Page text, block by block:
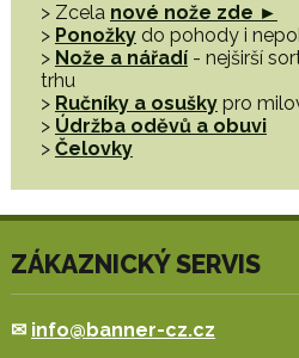
> Zcela nové nože zde ►
> Ponožkydo pohody i
> Nože a nářadí- nejširší
trhu
> Ručníky a osušky pro
> Údržba oděvů a obuvi
> Čelovky
ZÁKAZNICKÝ SERVIS
✉ info@banner-cz.cz